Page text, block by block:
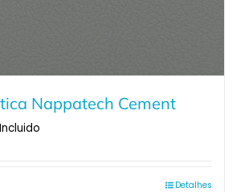
Nappatech Cement
Detalhes